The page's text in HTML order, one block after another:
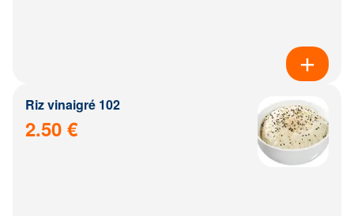
Riz vinaigré 102
2.50 €